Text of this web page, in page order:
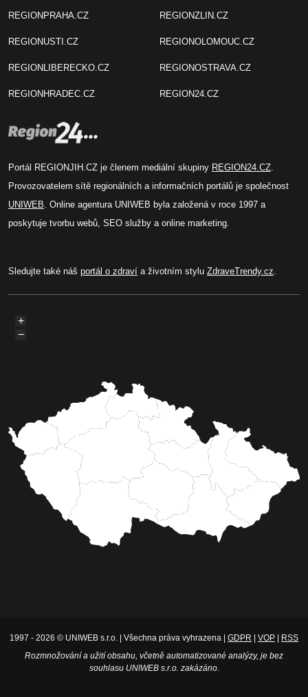
REGIONPRAHA.CZ
REGIONUSTI.CZ
REGIONLIBERECKO.CZ
REGIONHRADEC.CZ
REGIONZLIN.CZ
REGIONOLOMOUC.CZ
REGIONOSTRAVA.CZ
REGION24.CZ
Portál REGIONJIH.CZ je členem mediální skupiny REGION24.CZ.
Provozovatelem sítě regionálních a informačních portálů je společnost
UNIWEB. Online agentura UNIWEB byla založená v roce 1997 a
poskytuje tvorbu webů, SEO služby a online marketing.
Sledujte také náš portál o zdraví a životním stylu ZdraveTrendy.cz.
+
−
1997 - 2026 © UNIWEB s.r.o. | Všechna práva vyhrazena | GDPR VOP
RSS
Rozmnožování a užití obsahu, včetně automatizované analýzy, je bez
souhlasu UNIWEB s.r.o. zakázáno.